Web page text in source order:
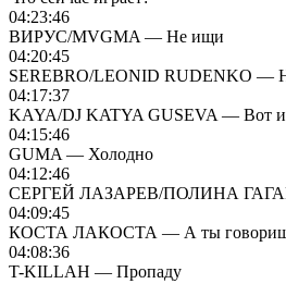
04:23:46
ВИРУС/MVGMA — Не ищи
04:20:45
SEREBRO/LEONID RUDENKO —
04:17:37
KAYA/DJ KATYA GUSEVA — Вот и
04:15:46
GUMA — Холодно
04:12:46
СЕРГЕЙ ЛАЗАРЕВ/ПОЛИНА
04:09:45
КОСТА ЛАКОСТА — А ты
04:08:36
T-KILLAH — Пропаду